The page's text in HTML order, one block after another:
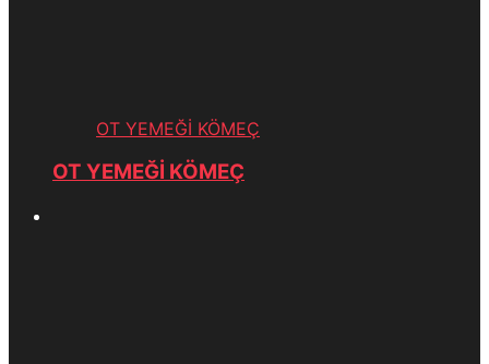
OT YEMEĞİ KÖMEÇ
OT YEMEĞİ KÖMEÇ